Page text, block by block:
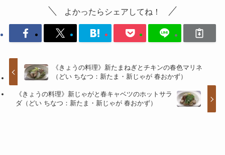
よかったらシェアしてね！
《きょうの料理》新たまねぎとチキンの春色マリネ
（どい ちなつ：新たま・新じゃが 春おかず）
《きょうの料理》新じゃがと春キャベツのホットサラ
ダ（どい ちなつ：新たま・新じゃが 春おかず）